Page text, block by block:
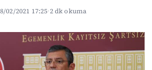
02/2021 17:25·2 dk okuma